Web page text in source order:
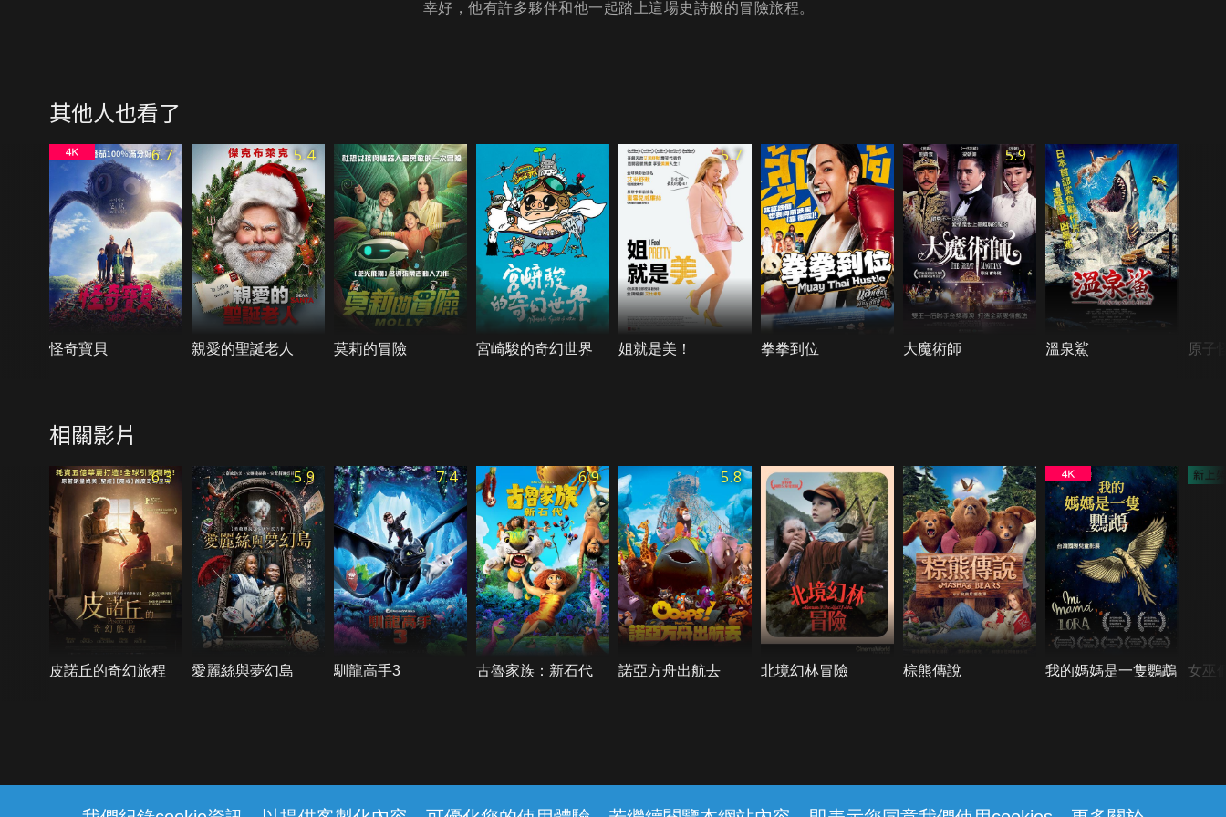
幸好，他有許多夥伴和他一起踏上這場史詩般的冒險旅程。
其他人也看了
6.7
怪奇寶貝
5.4
親愛的聖誕老人 莫莉的冒險 宮崎駿的奇幻世界
5.7
姐就是美！ 拳拳到位
5.9
大魔術師 溫泉鯊 原子
相關影片
6.3
皮諾丘的奇幻旅程
5.9
愛麗絲與夢幻島
7.4
馴龍高手3
6.9
古魯家族：新石代
5.8
諾亞方舟出航去 北境幻林冒險 棕熊傳說 我的媽媽是一隻鸚鵡 女巫
線上客服 服務條款 隱私權保護